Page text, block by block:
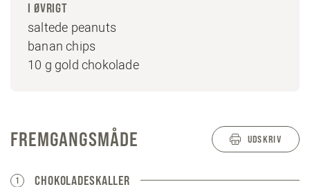
I ØVRIGT
saltede peanuts
banan chips
10 g gold chokolade
FREMGANGSMÅDE UDSKRIV
1 CHOKOLADESKALLER